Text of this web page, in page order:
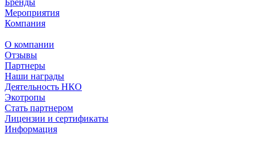
Мероприятия
Компания
О компании
Отзывы
Партнеры
Наши награды
Деятельность НКО
Экотропы
Стать партнером
Лицензии и сертификаты
Информация